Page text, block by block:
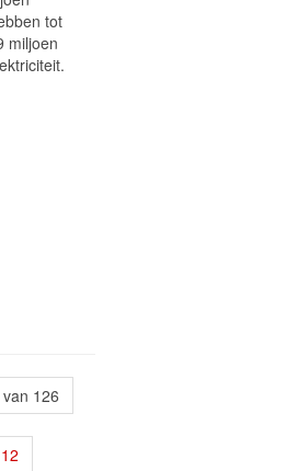
tot
miljoen
126